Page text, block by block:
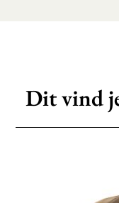
Dit vind